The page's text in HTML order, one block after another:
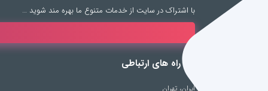
با اشتراک در سایت از خدمات متنوع ما بهره مند شوید …
راه های ارتباطی
ایران، تهران